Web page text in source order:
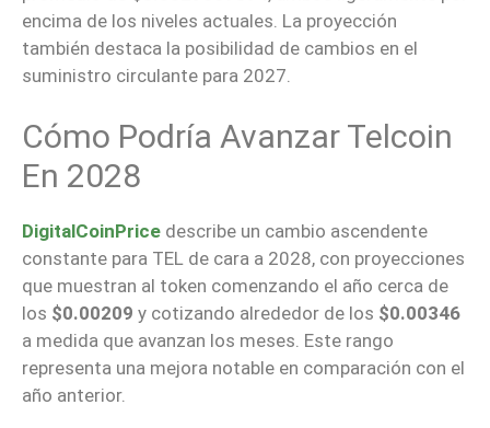
encima de los niveles actuales. La proyección
también destaca la posibilidad de cambios en el
suministro circulante para 2027.
Cómo Podría Avanzar Telcoin
En 2028
DigitalCoinPrice describe un cambio ascendente
constante para TEL de cara a 2028, con proyecciones
que muestran al token comenzando el año cerca de
los $0.00209 y cotizando alrededor de los $0.00346
a medida que avanzan los meses. Este rango
representa una mejora notable en comparación con el
año anterior.